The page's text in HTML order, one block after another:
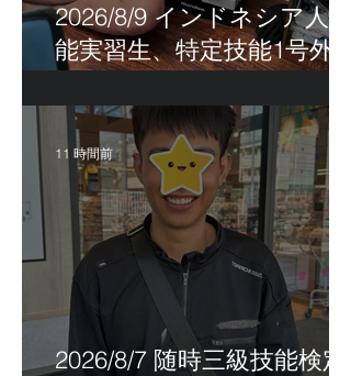
2026/8/9 インドネシア人技
能実習生、特定技能1号外国
2026/8/7 随時三級技能検定
11 時間前